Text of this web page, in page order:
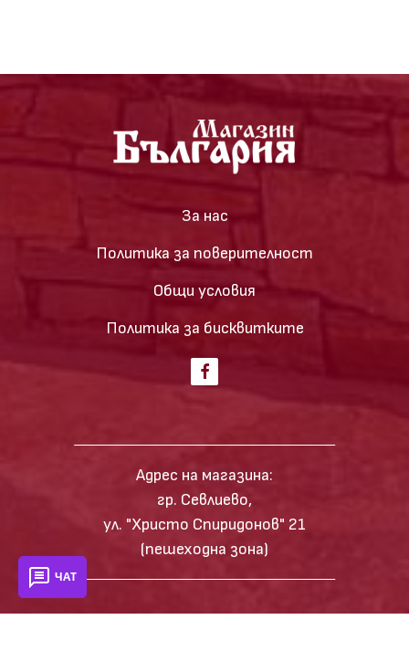
За нас
Политика за поверителност
Общи условия
Политика за бисквитките
Адрес на магазина:
гр. Севлиево,
ул. "Христо Спиридонов" 21
(пешеходна зона)
ЧАТ